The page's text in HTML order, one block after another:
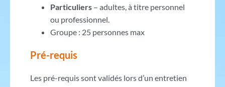
Particuliers– adultes, à titre personnel
ou professionnel.
Groupe : 25 personnes max
Pré-requis
Les pré-requis sont validés lors d’un entretien